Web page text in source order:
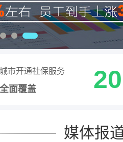
城市开通社保服务
全面覆盖
媒体报